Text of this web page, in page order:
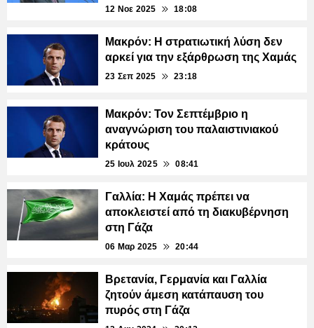
12 Νοε 2025 18:08
Μακρόν: Η στρατιωτική λύση δεν
αρκεί για την εξάρθρωση της Χαμάς
23 Σεπ 2025 23:18
Μακρόν: Τον Σεπτέμβριο η
αναγνώριση του παλαιστινιακού
κράτους
25 Ιουλ 2025 08:41
Γαλλία: Η Χαμάς πρέπει να
αποκλειστεί από τη διακυβέρνηση
στη Γάζα
06 Μαρ 2025 20:44
Βρετανία, Γερμανία και Γαλλία
ζητούν άμεση κατάπαυση του
πυρός στη Γάζα